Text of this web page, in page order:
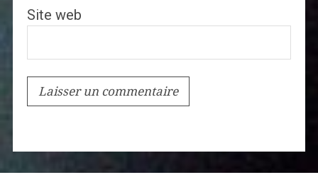
Site web